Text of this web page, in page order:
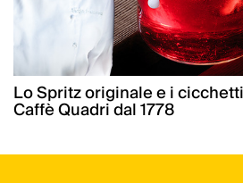
Lo Spritz originale e i
Caffè Quadri dal 1778